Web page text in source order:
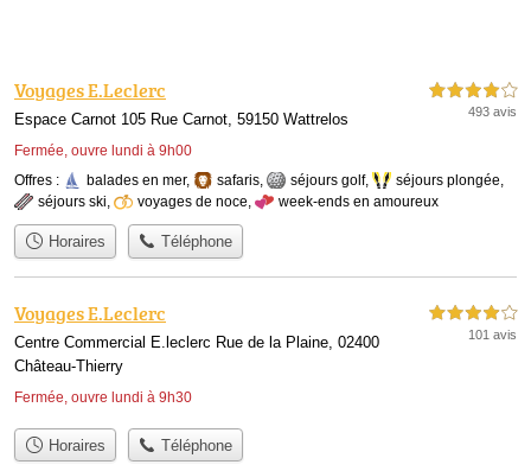
Voyages E.Leclerc
Espace Carnot 105 Rue Carnot, 59150 Wattrelos
Fermée, ouvre lundi à 9h00
4,0 étoiles sur 5
493 avis
Offres : balades en mer, safaris, séjours golf, séjours plongée,
séjours ski, voyages de noce, week-ends en amoureux
Horaires Téléphone
Voyages E.Leclerc
Centre Commercial E.leclerc Rue de la Plaine, 02400
Château-Thierry
Fermée, ouvre lundi à 9h30
4,0 étoiles sur 5
101 avis
Horaires Téléphone